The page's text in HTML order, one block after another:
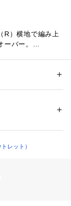
R）横地で編み上
バー。
ルエットが身体を
た伸度と強度を
シがあり、気温が
アンタイトルオリ
レット）